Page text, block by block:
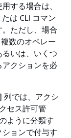
する場合は、
は CLI コマン
ただし、場合
数のオペレー
いは、いくつ
クションを必
列では、アクシ
セス許可管
ように分類す
ョンで付与す